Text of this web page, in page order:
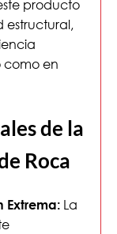
producto
estructural,
como en
de la
Roca
Extrema: La